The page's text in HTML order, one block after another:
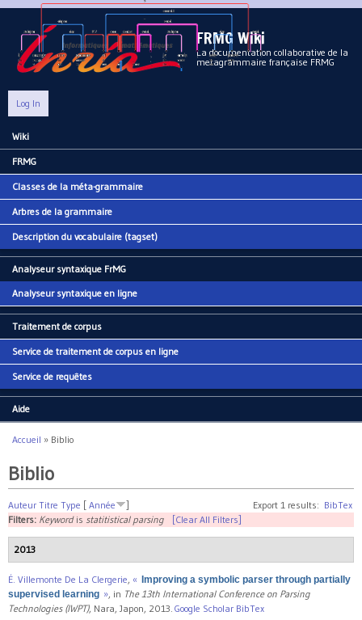
Aller au contenu principal
FRMG Wiki
La documentation collaborative de la
metagrammaire française FRMG
Log In
Main menu
Wiki
FRMG
Classes de la méta-grammaire
Arbres de la grammaire
Description du vocabulaire (tagset)
Analyseur syntaxique FrMG
Analyseur syntaxique en ligne
Traitement de corpus
Service de traitement de corpus en ligne
Service de requêtes
Aide
Vous êtes ici
Accueil » Biblio
Biblio
Export 1 results: BibTex
Auteur Titre Type [ Année
]
Filters: Keywordis statitistical parsing [Clear All Filters]
2013
É. Villemonte De La Clergerie, «
Improving a symbolic parser through partially
supervised learning », in The 13th International Conference on Parsing
Technologies (IWPT), Nara, Japon, 2013. Google Scholar BibTex